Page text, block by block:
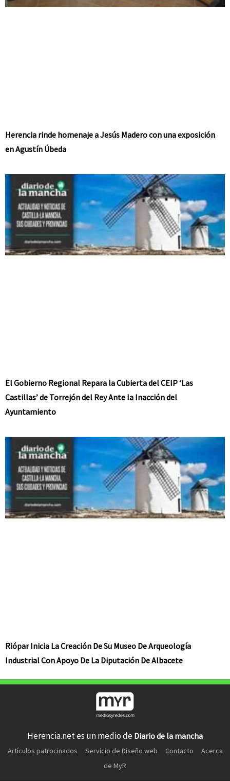
Herencia rinde homenaje a Jesús Madero con una exposición
en Agustín Úbeda
El Gobierno Regional Repara la Cubierta del CEIP ‘Las
Castillas’ de Torrejón del Rey Ante la Inacción del
Ayuntamiento
Riópar Inicia La Creación De Su Museo De Arqueología
Industrial Con Apoyo De La Diputación De Albacete
Herencia.net es un medio de Diario de la mancha
Artículos patrocinados Servicio de Diseño web Contacto
Acerca
de MyR